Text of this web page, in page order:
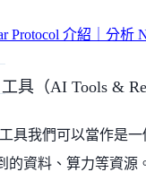
Protocol 介紹｜分析
具（AI Tools &
具我們可以當作是
的資料、算力等資源